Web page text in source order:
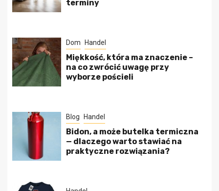
terminy
Dom Handel
Miękkość, która ma znaczenie –
na co zwrócić uwagę przy
wyborze pościeli
Blog Handel
Bidon, a może butelka termiczna
— dlaczego warto stawiać na
praktyczne rozwiązania?